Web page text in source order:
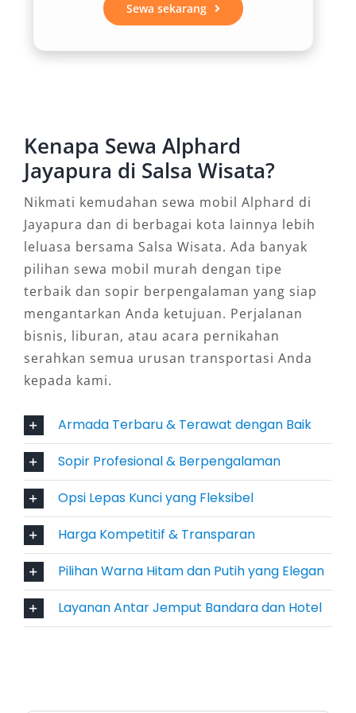
berbagai opsi, mulai dari Alphard dengan sopir
Jayapura bagi yang ingin mengatur waktu
tanpa repot mencari transportasi tambahan.
4. Fleksibilitas Durasi Sewa
Setiap perjalanan memiliki kebutuhan berbeda.
Karena itu, tersedia layanan sewa Alphard
bulanan dan harian 24 jam yang dapat
disesuaikan dengan agenda pengguna. Baik
untuk urusan dinas, kegiatan keluarga,
maupun event resmi, pengguna dapat
menikmati fleksibilitas penuh dengan
kendaraan terbaik di kelasnya.
5. Profesionalisme dan
Kepercayaan Layanan
Mengutamakan kepuasan pelanggan, Salsa
Wisata memastikan setiap unit Alphard dalam
kondisi prima. Armada dirawat rutin, sopir
berpengalaman memahami medan Jayapura,
dan layanan pelanggan siap membantu 24 jam.
Aspek ini memperkuat trustworthiness layanan
yang menjadi nilai utama bagi penyedia rental
Sewa sekarang
Kenapa Sewa Alphard
Jayapura di Salsa Wisata?
Nikmati kemudahan sewa mobil Alphard di
Jayapura dan di berbagai kota lainnya lebih
leluasa bersama Salsa Wisata. Ada banyak
pilihan sewa mobil murah dengan tipe
terbaik dan sopir berpengalaman yang siap
mengantarkan Anda ketujuan. Perjalanan
bisnis, liburan, atau acara pernikahan
serahkan semua urusan transportasi Anda
kepada kami.
Armada Terbaru & Terawat dengan Baik
Sopir Profesional & Berpengalaman
Opsi Lepas Kunci yang Fleksibel
Harga Kompetitif & Transparan
Pilihan Warna Hitam dan Putih yang Elegan
Layanan Antar Jemput Bandara dan Hotel